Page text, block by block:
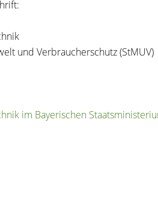
und Verbraucherschutz (StMUV)
im Bayerischen